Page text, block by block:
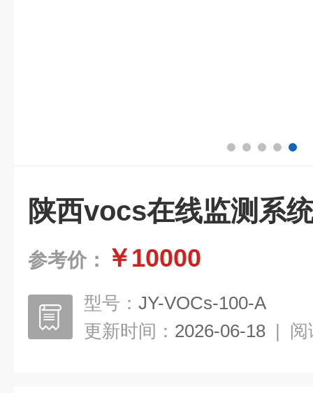
陕西vocs在线监测系
参考价： ￥10000
型号： JY-VOCs-100-A
更新时间： 2026-06-18 | 阅